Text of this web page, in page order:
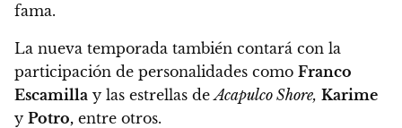
fama.
La nueva temporada también contará con la
participación de personalidades como Franco
Escamilla y las estrellas deAcapulco Shore, Karime
y Potro, entre otros.